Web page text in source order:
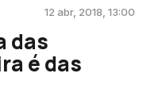
12 abr, 2018, 13:00
das
é das